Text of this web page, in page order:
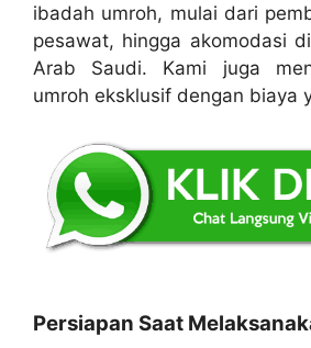
ibadah umroh, mulai dari
pesawat, hingga akomodasi
Arab Saudi. Kami juga
umroh eksklusif dengan biaya
Persiapan Saat